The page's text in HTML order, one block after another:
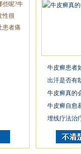
些呢?牛
性很
患者痛
牛皮癣患者
出汗是否有
牛皮癣真的
牛皮癣自愈
埋线疗法治